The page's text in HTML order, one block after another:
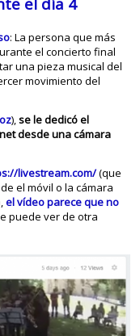
: La persona que más
el concierto final
una pieza musical del
movimiento del
),se le dedicó el
desde una cámara
livestream.com/(que
el móvil o la cámara
el vídeo parece que no
puede ver de otra